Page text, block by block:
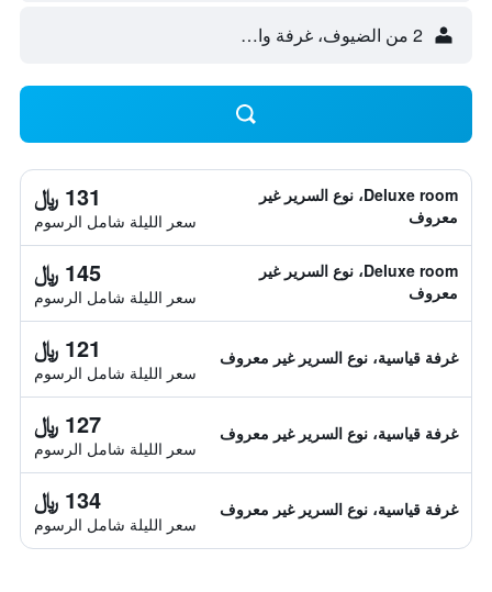
2 من الضيوف، غرفة واحدة
Deluxe room، نوع السرير غير
معروف
131 ﷼
سعر الليلة شامل الرسوم
Deluxe room، نوع السرير غير
معروف
145 ﷼
سعر الليلة شامل الرسوم
غرفة قياسية، نوع السرير غير معروف 121 ﷼
سعر الليلة شامل الرسوم
غرفة قياسية، نوع السرير غير معروف 127 ﷼
سعر الليلة شامل الرسوم
غرفة قياسية، نوع السرير غير معروف 134 ﷼
سعر الليلة شامل الرسوم